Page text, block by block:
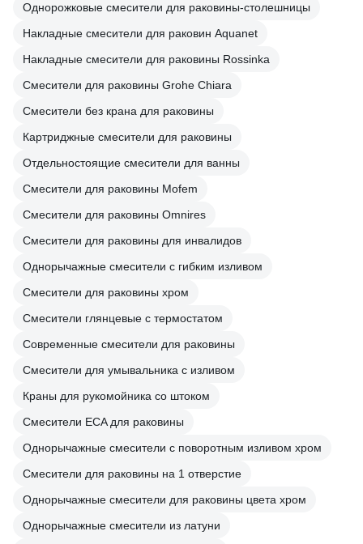
Однорожковые смесители для раковины-столешницы
Накладные смесители для раковин Aquanet
Накладные смесители для раковины Rossinka
Смесители для раковины Grohe Chiara
Смесители без крана для раковины
Картриджные смесители для раковины
Отдельностоящие смесители для ванны
Смесители для раковины Mofem
Смесители для раковины Omnires
Смесители для раковины для инвалидов
Однорычажные смесители с гибким изливом
Смесители для раковины хром
Смесители глянцевые с термостатом
Современные смесители для раковины
Смесители для умывальника с изливом
Краны для рукомойника со штоком
Смесители ECA для раковины
Однорычажные смесители с поворотным изливом хром
Смесители для раковины на 1 отверстие
Однорычажные смесители для раковины цвета хром
Однорычажные смесители из латуни